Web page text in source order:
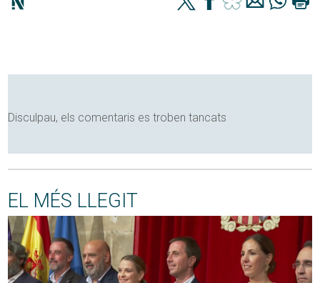
Disculpau, els comentaris es troben tancats
EL MÉS LLEGIT